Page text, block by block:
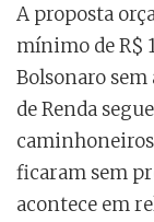
A proposta
mínimo de R$
Bolsonaro
de Renda
ficaram sem
acontece em